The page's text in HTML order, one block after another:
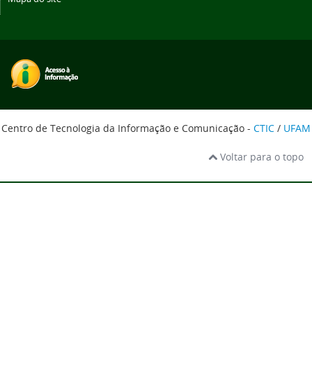
Centro de Tecnologia da Informação e Comunicação - CTIC / UFAM
Voltar para o topo